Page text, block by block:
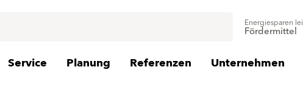
Energiesparen
Fördermittel
Service Planung Referenzen Unternehmen